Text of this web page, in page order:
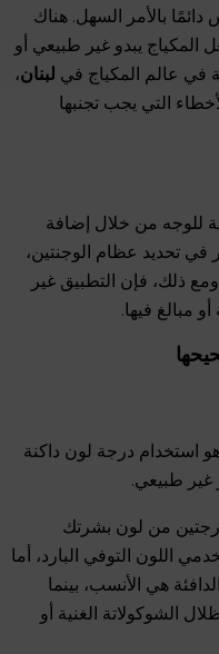
بالأمر السهل. هناك
المكياج يبدو غير طبيعي أو
في عالم المكياج في لبنان،
التي يجب تجنبها
للوجه من خلال إضافة
في تحديد عظام الوجنتين،
ذلك، فإن التطبيق غير
مبالغ فيها.
استخدام درجة لون داكنة
غير طبيعي.
من لون بشرتك
اللون التوفي البارد، أما
هي الأنسب، بينما
الشوكولاتة الغنية أو